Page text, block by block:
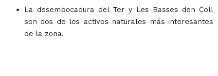
La desembocadura del Ter y Les Basses den Coll
son dos de los activos naturales más interesantes
de la zona.